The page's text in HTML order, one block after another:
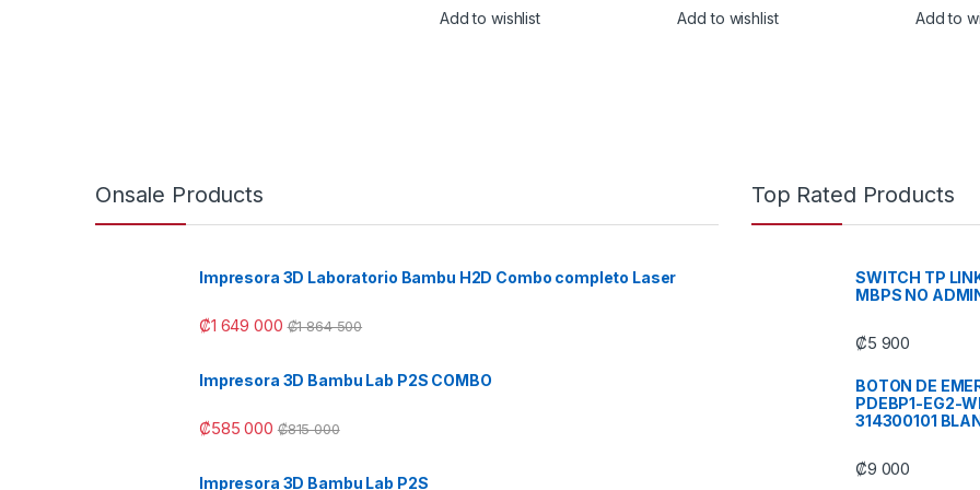
Add to wishlist Add to wishlist Add to
Onsale Products
Impresora 3D Laboratorio Bambu H2D Combo completo Laser
₡1 649 000 ₡1 864 500
Impresora 3D Bambu Lab P2S COMBO
₡585 000 ₡815 000
Impresora 3D Bambu Lab P2S
Top Rated Products
SWITCH TP
MBPS NO
₡5 900
BOTON DE
PDEBP1-EG2-
314300101
₡9 000